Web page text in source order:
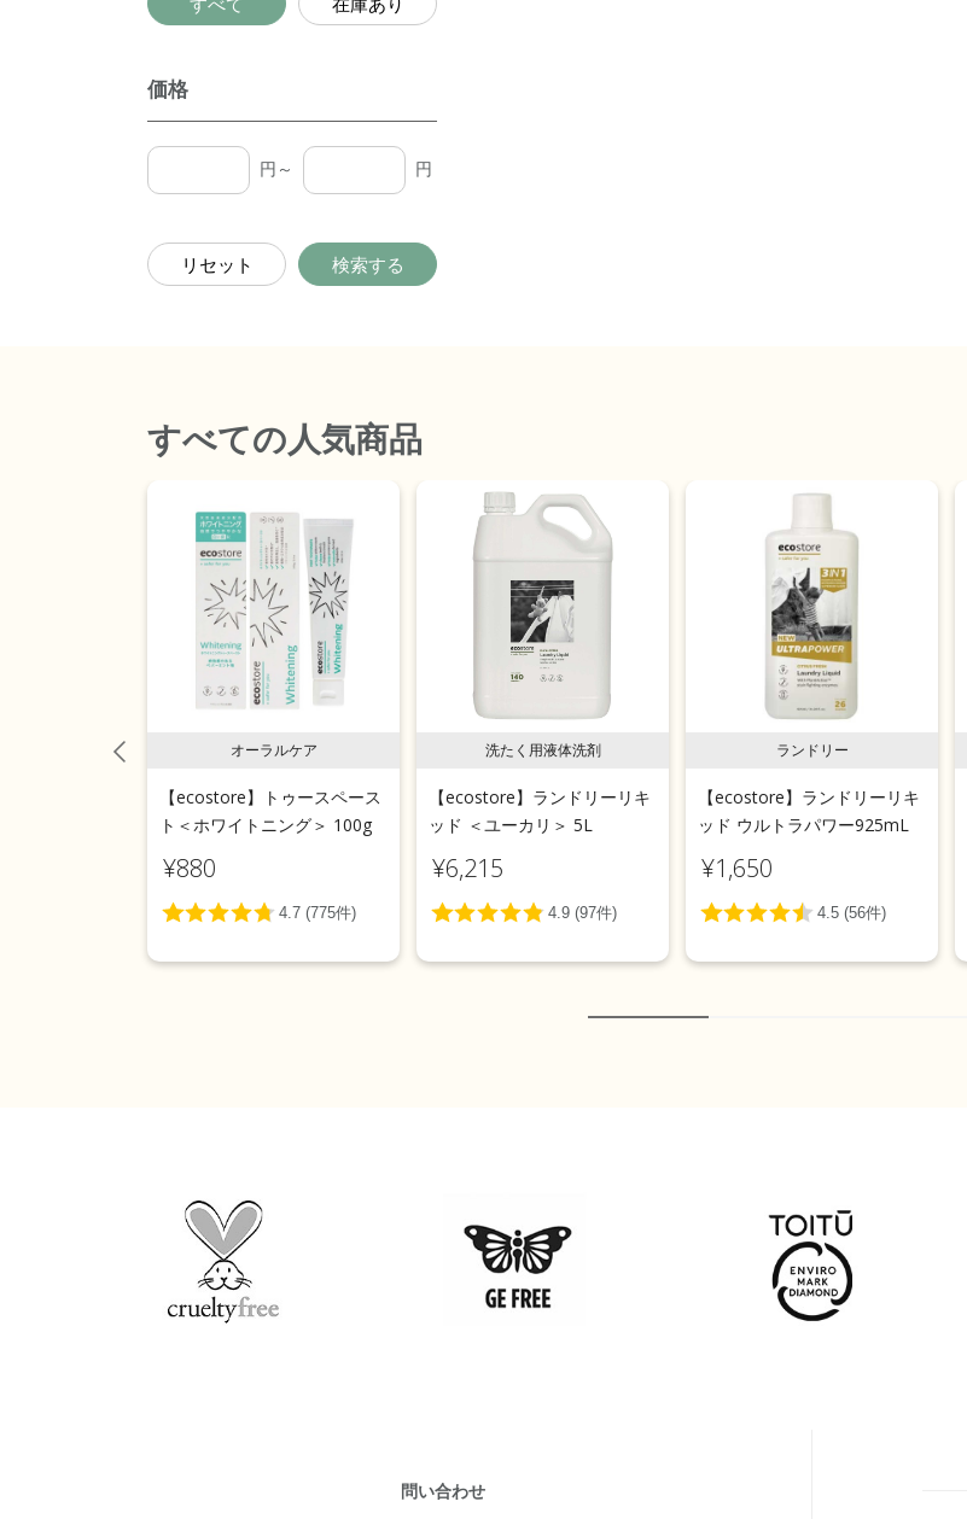
価格
円～ 円
リセット 検索する
すべての人気商品
オーラルケア
【ecostore】トゥースペース
ト＜ホワイトニング＞ 100g
¥880
洗たく用液体洗剤
【ecostore】ランドリーリキ
ッド ＜ユーカリ＞ 5L
¥6,215
ランドリー
【ecostore】ランドリーリキ
ッド ウルトラパワー925mL
¥1,650
問い合わせ